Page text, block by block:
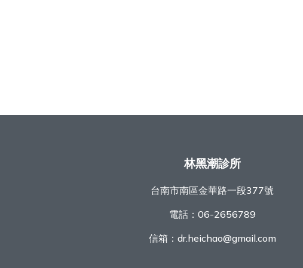
林黑潮診所
台南市南區金華路一段377號
電話： 06-2656789
信箱： dr.heichao@gmail.com